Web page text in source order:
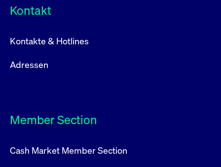
Kontakt
Kontakte & Hotlines
Adressen
Member Section
Cash Market Member Section